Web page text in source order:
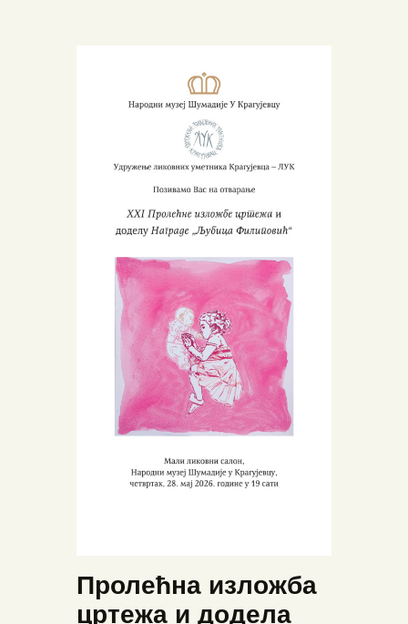
О МУЗЕЈУ
СЕКТОРИ
ОБЈЕКТИ
ЗБИРКЕ
ВЕСТИ
ИЗЛОЖБЕ
ДОКУМЕНТА
ВИРТУЕЛНА ТУРА
КОНТАКТ
Пролећна изложба
цртежа и додела